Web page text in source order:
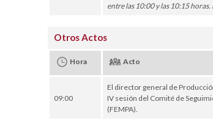
entre las 10:00 y las 10:15
Otros Actos
Hora Acto
09:00
El director general de
IV sesión del Comité de
(FEMPA).